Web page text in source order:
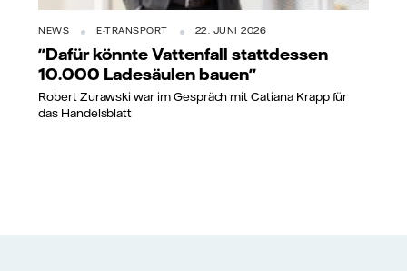
NEWS E-TRANSPORT 22. JUNI 2026
"Dafür könnte Vattenfall stattdessen
10.000 Ladesäulen bauen"
Robert Zurawski war im Gespräch mit Catiana Krapp für
das Handelsblatt